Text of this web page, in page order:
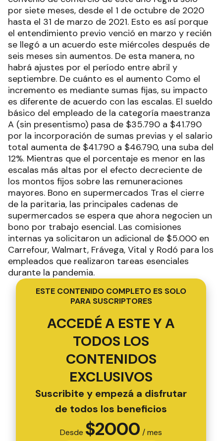
por siete meses, desde el 1 de octubre de 2020
hasta el 31 de marzo de 2021. Esto es así porque
el entendimiento previo venció en marzo y recién
se llegó a un acuerdo este miércoles después de
seis meses sin aumentos. De esta manera, no
habrá ajustes por el período entre abril y
septiembre. De cuánto es el aumento Como el
incremento es mediante sumas fijas, su impacto
es diferente de acuerdo con las escalas. El sueldo
básico del empleado de la categoría maestranza
A (sin presentismo) pasa de $35.790 a $41.790
por la incorporación de sumas previas y el salario
total aumenta de $41.790 a $46.790, una suba del
12%. Mientras que el porcentaje es menor en las
escalas más altas por el efecto decreciente de
los montos fijos sobre las remuneraciones
mayores. Bono en supermercados Tras el cierre
de la paritaria, las principales cadenas de
supermercados se espera que ahora negocien un
bono por trabajo esencial. Las comisiones
internas ya solicitaron un adicional de $5.000 en
Carrefour, Walmart, Frávega, Vital y Rodó para los
empleados que realizaron tareas esenciales
durante la pandemia.
ESTE CONTENIDO COMPLETO ES SOLO
PARA SUSCRIPTORES
ACCEDÉ A ESTE Y A
TODOS LOS
CONTENIDOS
EXCLUSIVOS
Suscribite y empezá a disfrutar
de todos los beneficios
Desde $2000 / mes